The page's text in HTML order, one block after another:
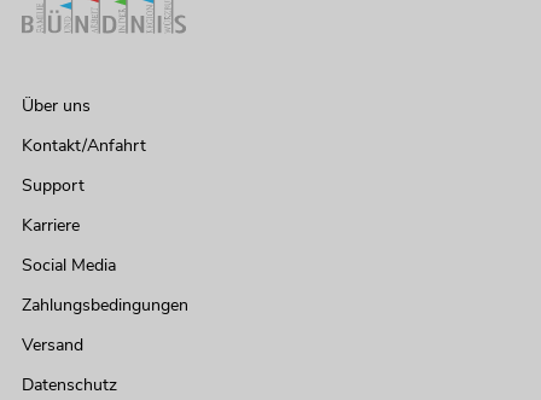
Über uns
Kontakt/Anfahrt
Support
Karriere
Social Media
Zahlungsbedingungen
Versand
Datenschutz